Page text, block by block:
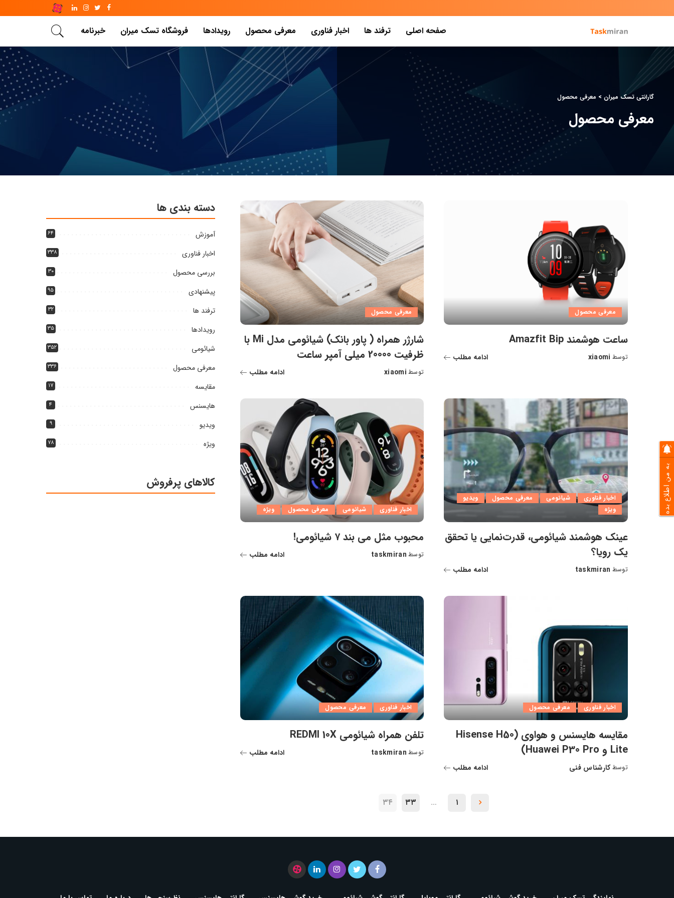
صفحه اصلی ترفند ها اخبار فناوری معرفی محصول رویدادها فروشگاه تسک میران خبرنامه
گارانتی تسک میران > معرفی محصول
معرفی محصول
معرفی محصول
ساعت هوشمند Amazfit Bip
ارسال
توسط xiaomi ادامه مطلب
معرفی محصول
شارژر همراه ( پاور بانک) شیائومی مدل Mi با
ظرفیت 20000 میلی آمپر ساعت
ارسال
توسط xiaomi ادامه مطلب
اخبار فناوری شیائومی معرفی محصول
ویدیو
ویژه
عینک هوشمند شیائومی، قدرت‌نمایی یا تحقق
یک رویا؟
ارسال
توسط taskmiran ادامه مطلب
اخبار فناوری شیائومی معرفی محصول ویژه
محبوب مثل می بند ۷ شیائومی!
ارسال
توسط taskmiran ادامه مطلب
اخبار فناوری معرفی محصول
مقایسه هایسنس و هواوی (Hisense H50
Lite و Huawei P30 Pro)
ارسال
توسطکارشناس فنی ادامه مطلب
اخبار فناوری معرفی محصول
تلفن همراه شیائومی REDMI 10X
ارسال
توسط taskmiran ادامه مطلب
۱ … ۳۳ ۳۴
دسته بندی ها
آموزش ۶۴
اخبار فناوری ۳۳۸
بررسی محصول ۳۰
پیشنهادی ۹۵
ترفند ها ۳۲
رویدادها ۳۵
شیائومی ۳۵۲
معرفی محصول ۳۳۶
مقایسه ۱۷
هایسنس ۴
ویدیو ۹
ویژه ۷۸
کالاهای پرفروش به من اطلاع بده